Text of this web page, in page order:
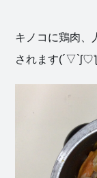
社会福祉
法人 慈悲
キノコに鶏肉、
されます